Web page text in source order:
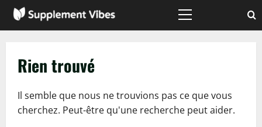
Passer
Menu
Rien trouvé
Il semble que nous ne trouvions pas ce que vous
cherchez. Peut-être qu'une recherche peut aider.